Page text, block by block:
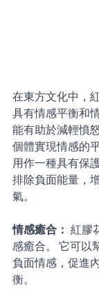
在東方文化中，
具有情感平衡和
能有助於減輕憤
個體實現情感的
用作一種具有保
排除負面能量，
氣。
情感癒合： 紅膠
感癒合。 它可以
負面情感，促進
衡。